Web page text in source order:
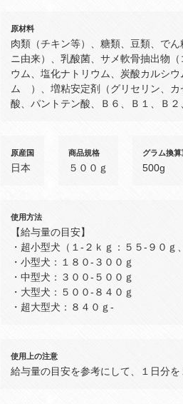
原材料
肉類（チキン等）、糖類、豆類、で
ニ由来）、乳酸菌、サメ軟骨抽出物
ウム、塩化ナトリウム、炭酸カルシ
ム ）、増粘安定剤（グリセリン、カ
酸、パントテン酸、Ｂ６、Ｂ１、Ｂ
原産国
日本
商品規格
５００ｇ
グラム換
500g
使用方法
【給与量の目安】
・超小型犬（１‐２ｋｇ：５５‐９０
・小型犬：１８０‐３００ｇ
・中型犬：３００‐５００ｇ
・大型犬：５００‐８４０ｇ
・超大型犬：８４０ｇ‐
使用上の注意
給与量の目安を参考にして、１日分を